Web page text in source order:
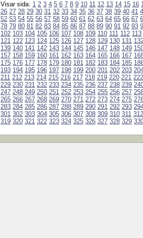
Visar sida: 1 2 3 4 5 6 7 8 9 10 11 12 13 14 15 16
26 27 28 29 30 31 32 33 34 35 36 37 38 39 40 41
52 53 54 55 56 57 58 59 60 61 62 63 64 65 66 67
78 79 80 81 82 83 84 85 86 87 88 89 90 91 92 93
102 103 104 105 106 107 108 109 110 111 112 113
121 122 123 124 125 126 127 128 129 130 131
139 140 141 142 143 144 145 146 147 148 149
157 158 159 160 161 162 163 164 165 166 167
175 176 177 178 179 180 181 182 183 184 185
193 194 195 196 197 198 199 200 201 202 203
211 212 213 214 215 216 217 218 219 220 221 222
229 230 231 232 233 234 235 236 237 238 239
247 248 249 250 251 252 253 254 255 256 257
265 266 267 268 269 270 271 272 273 274 275
283 284 285 286 287 288 289 290 291 292 293
301 302 303 304 305 306 307 308 309 310 311 312
319 320 321 322 323 324 325 326 327 328 329